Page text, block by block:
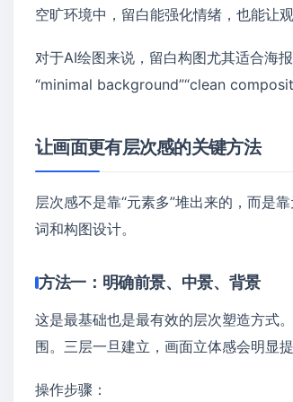
空旷环境中，留白能强化情绪，也能让
对于AI绘图来说，留白构图尤其适合海
“minimal background”“clean
让画面更有层次感的关键方法
层次感不是靠“元素多”堆出来的，而是
词和构图设计。
方法一：明确前景、中景、背景
这是最基础也是最有效的层次塑造方式
围。三层一旦建立，画面立体感会明显提
操作步骤：